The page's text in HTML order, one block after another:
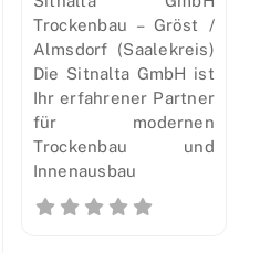
Trockenbau – Gröst /
Almsdorf (Saalekreis)
Die Sitnalta GmbH ist
Ihr erfahrener Partner
für modernen
Trockenbau und
Innenausbau